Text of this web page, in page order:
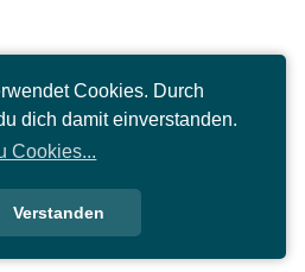
Cookies. Durch
dich damit einverstanden.
Cookies...
Verstanden
nachfolgende Kommentare via E-
Beiträge via E-Mail.